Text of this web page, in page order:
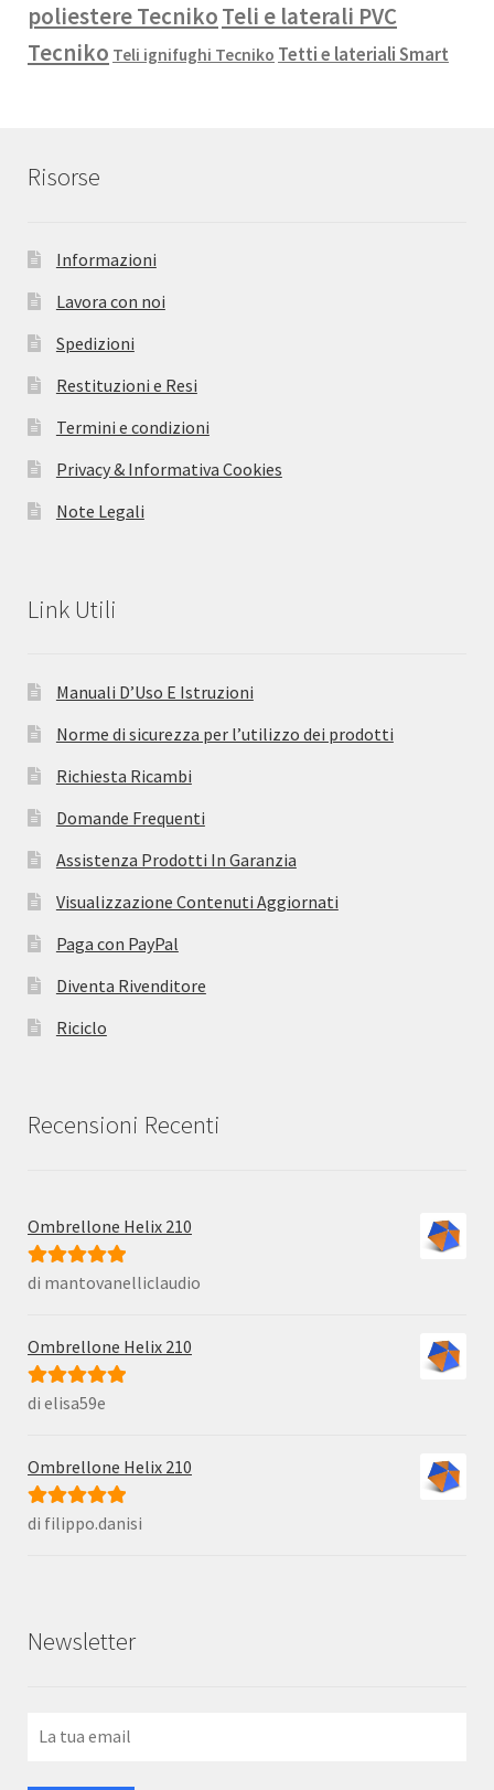
poliestere TecnikoTeli e laterali PVC
Tecniko Teli ignifughi Tecniko Tetti e lateriali Smart
Risorse
Informazioni
Lavora con noi
Spedizioni
Restituzioni e Resi
Termini e condizioni
Privacy & Informativa Cookies
Note Legali
Link Utili
Manuali D’Uso E Istruzioni
Norme di sicurezza per l’utilizzo dei prodotti
Richiesta Ricambi
Domande Frequenti
Assistenza Prodotti In Garanzia
Visualizzazione Contenuti Aggiornati
Paga con PayPal
Diventa Rivenditore
Riciclo
Recensioni Recenti
Ombrellone Helix 210
Valutato5su
di mantovanelliclaudio
Ombrellone Helix 210
Valutato5su
di elisa59e
Ombrellone Helix 210
Valutato5 su
di filippo.danisi
Newsletter